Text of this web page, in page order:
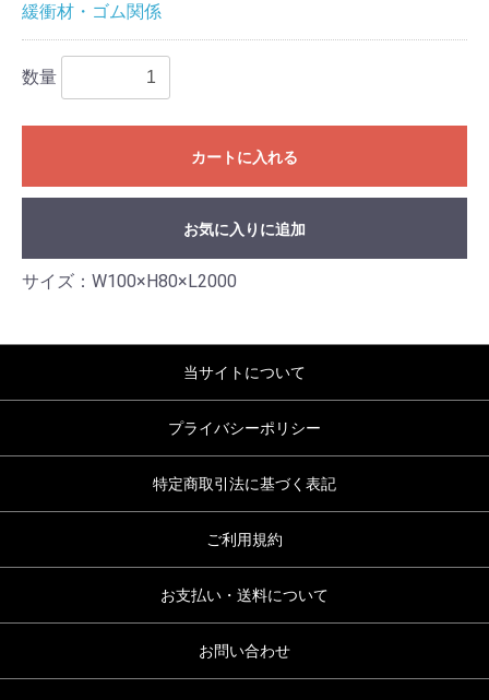
緩衝材・ゴム関係
数量
カートに入れる
お気に入りに追加
サイズ：W100×H80×L2000
当サイトについて
プライバシーポリシー
特定商取引法に基づく表記
ご利用規約
お支払い・送料について
お問い合わせ